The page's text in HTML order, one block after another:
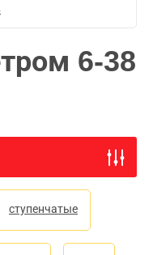
6-38
ступенчатые